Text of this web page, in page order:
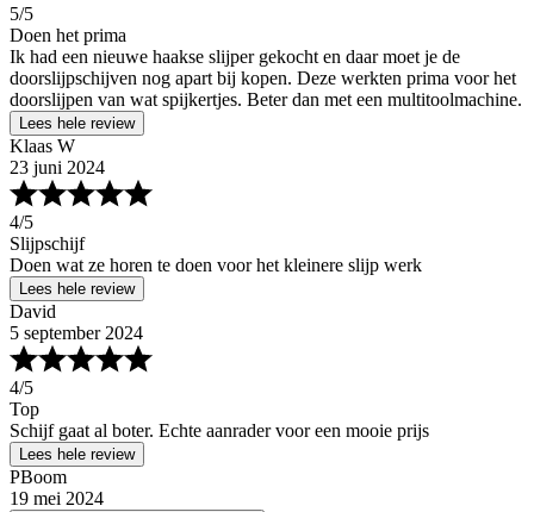
5/5
Doen het prima
Ik had een nieuwe haakse slijper gekocht en daar moet je de
doorslijpschijven nog apart bij kopen. Deze werkten prima voor het
doorslijpen van wat spijkertjes. Beter dan met een multitoolmachine.
Lees hele review
Klaas W
23 juni 2024
4/5
Slijpschijf
Doen wat ze horen te doen voor het kleinere slijp werk
Lees hele review
David
5 september 2024
4/5
Top
Schijf gaat al boter. Echte aanrader voor een mooie prijs
Lees hele review
PBoom
19 mei 2024